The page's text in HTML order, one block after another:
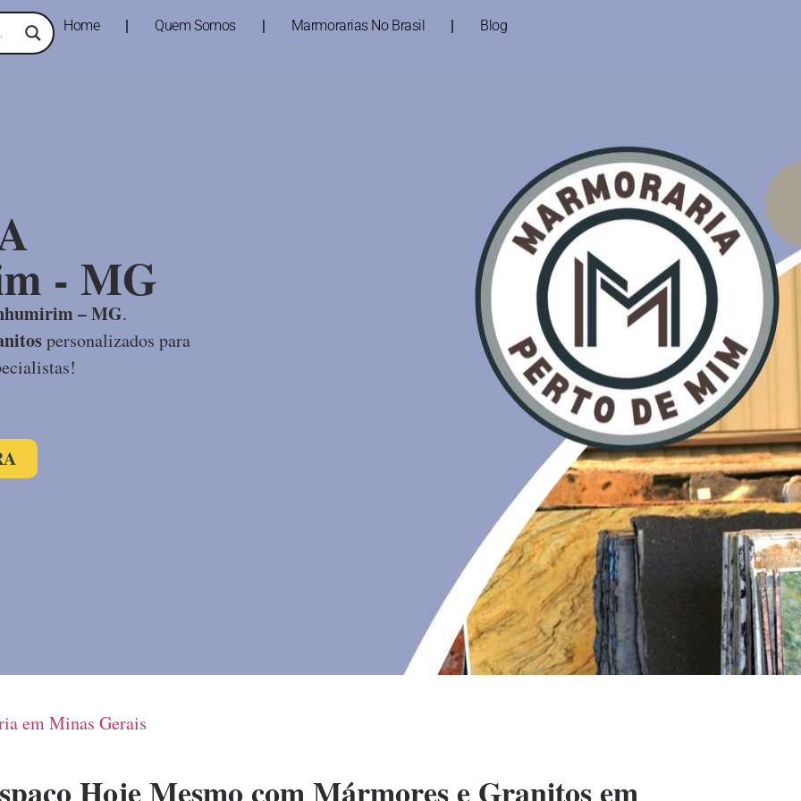
Home Quem Somos Marmorarias No Brasil Blog
- MG
– MG.
personalizados para
em Minas Gerais
Hoje Mesmo com Mármores e Granitos em